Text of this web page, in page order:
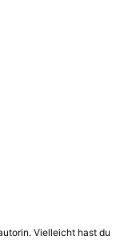
Vielleicht hast du